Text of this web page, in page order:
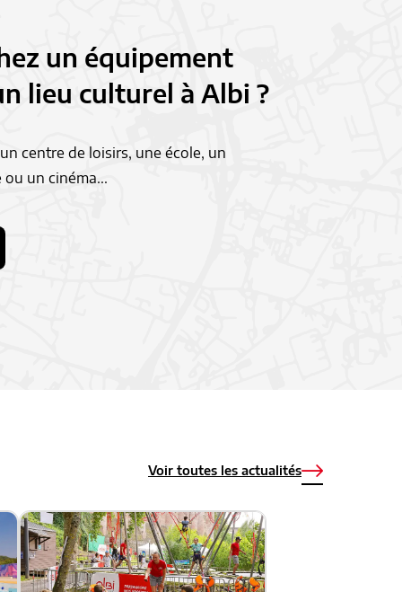
un équipement
lieu culturel à Albi ?
centre de loisirs, une école, un
un cinéma...
Voir toutes les actualités